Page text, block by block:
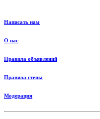
Написать нам
О нас
Правила объявлений
Правила стены
Модерация